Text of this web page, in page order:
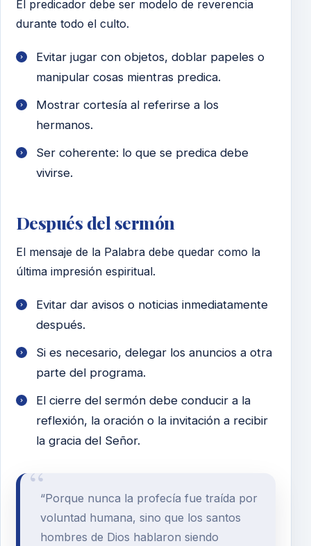
El predicador debe ser modelo de reverencia
durante todo el culto.
Evitar jugar con objetos, doblar papeles o
manipular cosas mientras predica.
Mostrar cortesía al referirse a los
hermanos.
Ser coherente: lo que se predica debe
vivirse.
Después del sermón
El mensaje de la Palabra debe quedar como la
última impresión espiritual.
Evitar dar avisos o noticias inmediatamente
después.
Si es necesario, delegar los anuncios a otra
parte del programa.
El cierre del sermón debe conducir a la
reflexión, la oración o la invitación a recibir
la gracia del Señor.
“Porque nunca la profecía fue traída por
voluntad humana, sino que los santos
hombres de Dios hablaron siendo